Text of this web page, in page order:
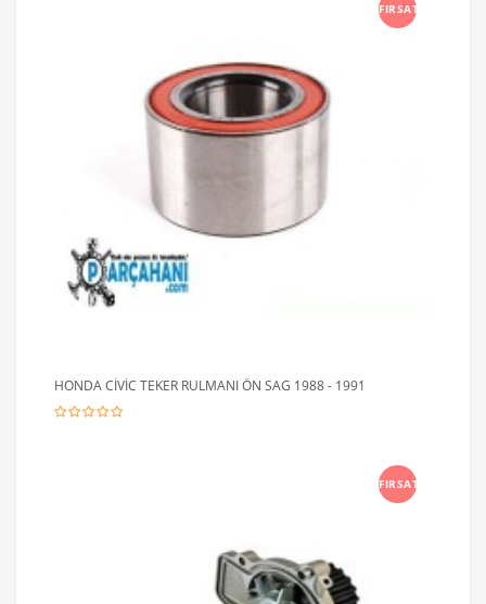
FIRSAT
HONDA CİVİC TEKER RULMANI ÖN SAG 1988 - 1991
FIRSAT